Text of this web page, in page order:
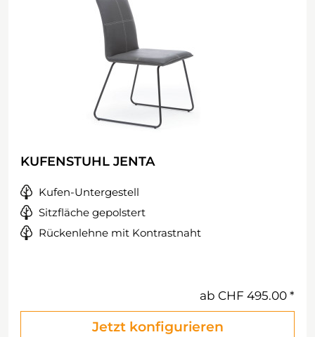
KUFENSTUHL JENTA
Kufen-Untergestell
Sitzfläche gepolstert
Rückenlehne mit Kontrastnaht
ab CHF 495.00
Jetzt konfigurieren